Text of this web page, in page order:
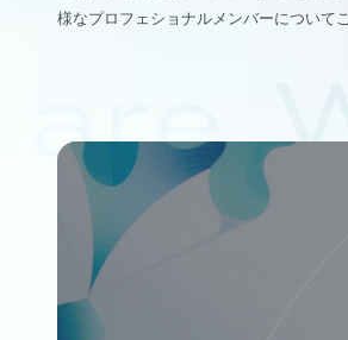
様なプロフェショナルメンバーについて